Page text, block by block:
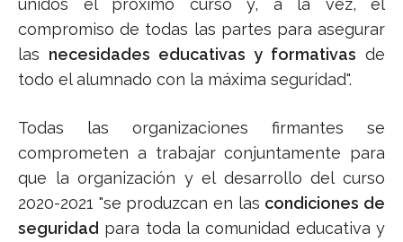
unidos el próximo curso y, a la vez, el
compromiso de todas las partes para asegurar
las necesidades educativas y formativas de
todo el alumnado con la máxima seguridad".
Todas las organizaciones firmantes se
comprometen a trabajar conjuntamente para
que la organización y el desarrollo del curso
2020-2021 "se produzcan en las condiciones de
seguridad para toda la comunidad educativa y